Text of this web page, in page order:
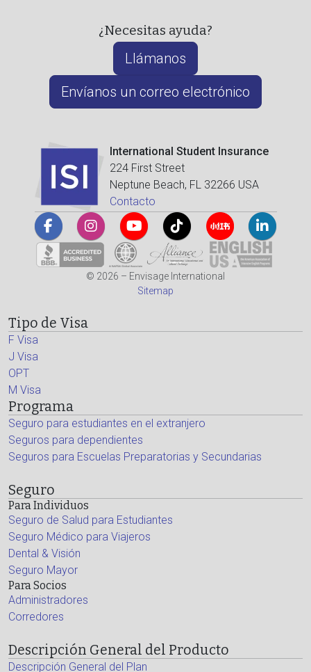
¿Necesitas ayuda?
Llámanos
Envíanos un correo electrónico
International Student Insurance
224 First Street
Neptune Beach, FL 32266 USA
Contacto
© 2026 – Envisage International
Sitemap
Tipo de Visa
F Visa
J Visa
OPT
M Visa
Programa
Seguro para estudiantes en el extranjero
Seguros para dependientes
Seguros para Escuelas Preparatorias y Secundarias
Seguro
Para Individuos
Seguro de Salud para Estudiantes
Seguro Médico para Viajeros
Dental & Visión
Seguro Mayor
Para Socios
Administradores
Corredores
Descripción General del Producto
Descripción General del Plan